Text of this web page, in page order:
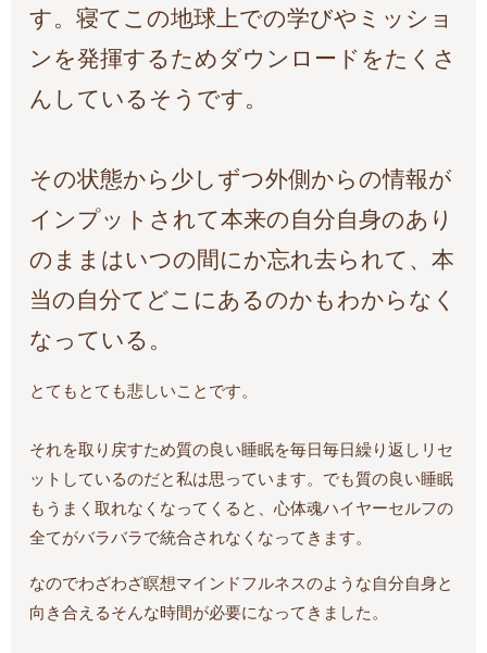
す。寝てこの地球上での学びやミッショ
ンを発揮するためダウンロードをたくさ
んしているそうです。
その状態から少しずつ外側からの情報が
インプットされて本来の自分自身のあり
のままはいつの間にか忘れ去られて、本
当の自分てどこにあるのかもわからなく
なっている。
とてもとても悲しいことです。
それを取り戻すため質の良い睡眠を毎日毎日繰り返しリセ
ットしているのだと私は思っています。でも質の良い睡眠
もうまく取れなくなってくると、心体魂ハイヤーセルフの
全てがバラバラで統合されなくなってきます。
なのでわざわざ瞑想マインドフルネスのような自分自身と
向き合えるそんな時間が必要になってきました。